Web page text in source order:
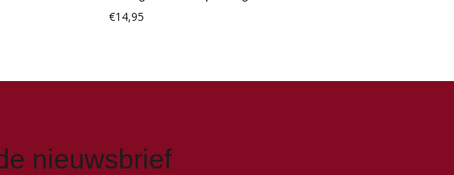
€14,95
nieuwsbrief